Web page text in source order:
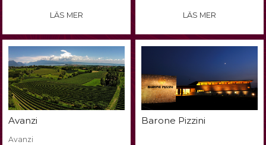
LÄS MER LÄS MER
Avanzi
Avanzi
Barone Pizzini